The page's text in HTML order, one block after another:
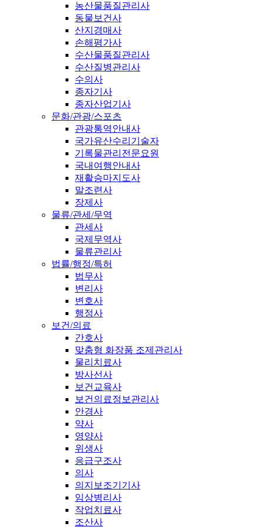
농산물품질관리사
동물보건사
산지경매사
손해평가사
수산물품질관리사
수산질병관리사
수의사
종자기사
종자산업기사
문화/관광/스포츠
관광통역안내사
국가유산수리기술자
기록물관리전문요원
국내여행안내사
재활승마지도사
말조련사
장제사
물류/관세/무역
관세사
국제무역사
물류관리사
법률/행정/특허
법무사
변리사
변호사
행정사
보건/의료
간호사
맞춤형 화장품 조제관리사
물리치료사
방사선사
보건교육사
보건의료정보관리사
안경사
약사
영양사
위생사
응급구조사
의사
의지보조기기사
임상병리사
작업치료사
조산사